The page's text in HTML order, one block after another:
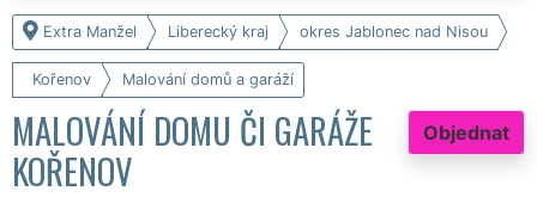
Extra Manžel Liberecký kraj okres Jablonec nad Nisou
Kořenov Malování domů a garáží
Objednat
MALOVÁNÍ DOMU ČI GARÁŽE
KOŘENOV